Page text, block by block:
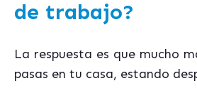
de trabajo?
La respuesta es que mucho
pasas en tu casa, estando